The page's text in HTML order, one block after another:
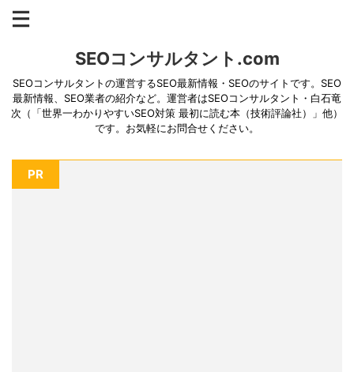
SEOコンサルタント.com
SEOコンサルタントの運営するSEO最新情報・SEOのサイトです。SEO
最新情報、SEO業者の紹介など。運営者はSEOコンサルタント・白石竜
次（「世界一わかりやすいSEO対策 最初に読む本（技術評論社）」他）
です。お気軽にお問合せください。
PR